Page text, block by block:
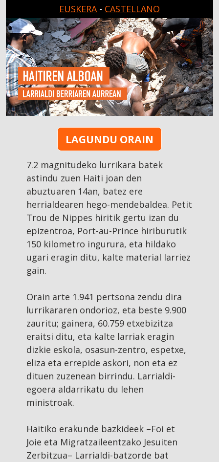
Pasar al contenido principal
EUSKERA- CASTELLANO
LAGUNDU ORAIN
7.2 magnitudeko lurrikara batek
astindu zuen Haiti joan den
abuztuaren 14an, batez ere
herrialdearen hego-mendebaldea. Petit
Trou de Nippes hiritik gertu izan du
epizentroa, Port-au-Prince hiriburutik
150 kilometro ingurura, eta hildako
ugari eragin ditu, kalte material larriez
gain.
Orain arte 1.941 pertsona zendu dira
lurrikararen ondorioz, eta beste 9.900
zauritu; gainera, 60.759 etxebizitza
eraitsi ditu, eta kalte larriak eragin
dizkie eskola, osasun-zentro, espetxe,
eliza eta errepide askori, non eta ez
dituen zuzenean birrindu. Larrialdi-
egoera aldarrikatu du lehen
ministroak.
Haitiko erakunde bazkideek –Foi et
Joie eta Migratzaileentzako Jesuiten
Zerbitzua– Larrialdi-batzorde bat